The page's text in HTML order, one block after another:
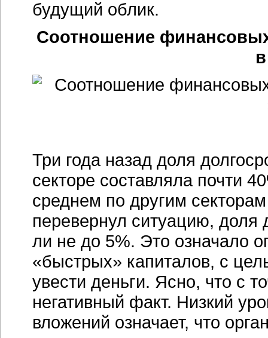
будущий облик.
Соотношение
Три года назад доля
секторе составляла почти
среднем по другим
перевернул ситуацию, доля
ли не до 5%. Это означало
«быстрых» капиталов, с
увести деньги. Ясно, что с
негативный факт. Низкий
вложений означает, что